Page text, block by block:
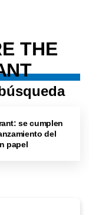
THE
se cumplen
del
papel